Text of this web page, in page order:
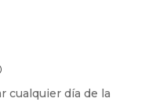
cualquier día de la